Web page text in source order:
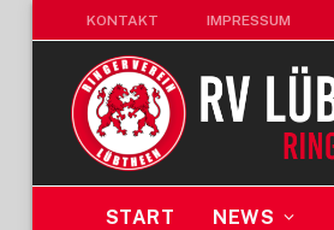
KONTAKT IMPRESSUM
START NEWS